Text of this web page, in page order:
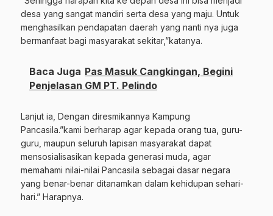
desa yang sangat mandiri serta desa yang maju. Untuk
menghasilkan pendapatan daerah yang nanti nya juga
bermanfaat bagi masyarakat sekitar,”katanya.
Baca Juga Pas Masuk Cangkingan, Begini
Penjelasan GM PT. Pelindo
Lanjut ia, Dengan diresmikannya Kampung
Pancasila.”kami berharap agar kepada orang tua, guru-
guru, maupun seluruh lapisan masyarakat dapat
mensosialisasikan kepada generasi muda, agar
memahami nilai-nilai Pancasila sebagai dasar negara
yang benar-benar ditanamkan dalam kehidupan sehari-
hari.” Harapnya.